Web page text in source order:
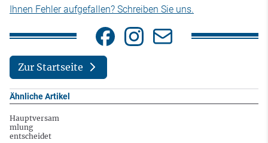
Ihnen Fehler aufgefallen? Schreiben Sie uns.
Zur Startseite
Ähnliche Artikel
Hauptversam
mlung
entscheidet